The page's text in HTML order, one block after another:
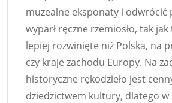
muzealne eksponaty i odwrócić
wyparł ręczne rzemiosło, tak
lepiej rozwinięte niż Polska, na
czy kraje zachodu Europy. Na
historyczne rękodzieło jest
dziedzictwem kultury, dlatego w